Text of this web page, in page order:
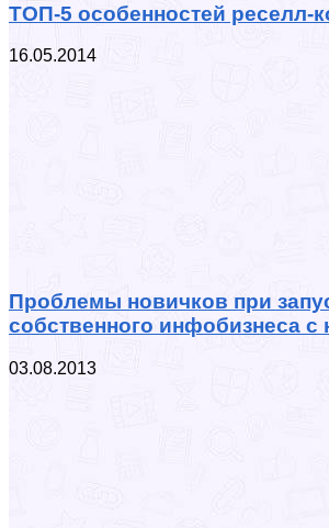
ТОП-5 особенностей реселл-
16.05.2014
Проблемы новичков при
собственного инфобизнеса с
03.08.2013